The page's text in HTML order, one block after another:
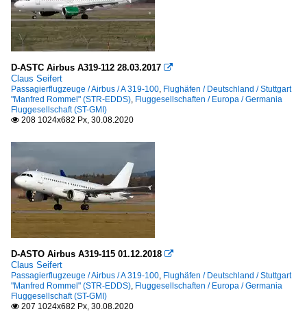
D-ASTC Airbus A319-112 28.03.2017 
Claus Seifert
Passagierflugzeuge / Airbus / A 319-100, Flughäfen / Deutschland / Stuttgart
"Manfred Rommel" (STR-EDDS), Fluggesellschaften / Europa / Germania
Fluggesellschaft (ST-GMI)
 208 1024x682 Px, 30.08.2020
D-ASTO Airbus A319-115 01.12.2018 
Claus Seifert
Passagierflugzeuge / Airbus / A 319-100, Flughäfen / Deutschland / Stuttgart
"Manfred Rommel" (STR-EDDS), Fluggesellschaften / Europa / Germania
Fluggesellschaft (ST-GMI)
 207 1024x682 Px, 30.08.2020